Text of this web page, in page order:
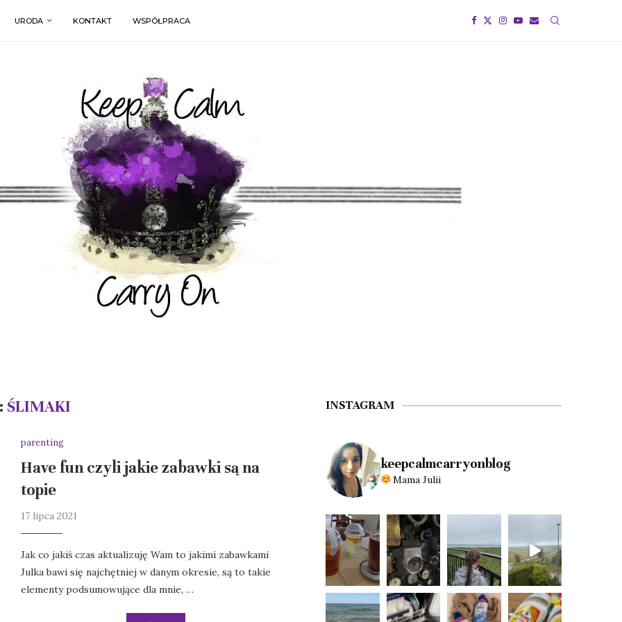
URODA KONTAKT WSPÓŁPRACA
ŚLIMAKI
parenting
Have fun czyli jakie zabawki są na
topie
17 lipca 2021
Jak co jakiś czas aktualizuję Wam to jakimi zabawkami
Julka bawi się najchętniej w danym okresie, są to takie
elementy podsumowujące dla mnie, …
INSTAGRAM
keepcalmcarryonblog
Mama Julii